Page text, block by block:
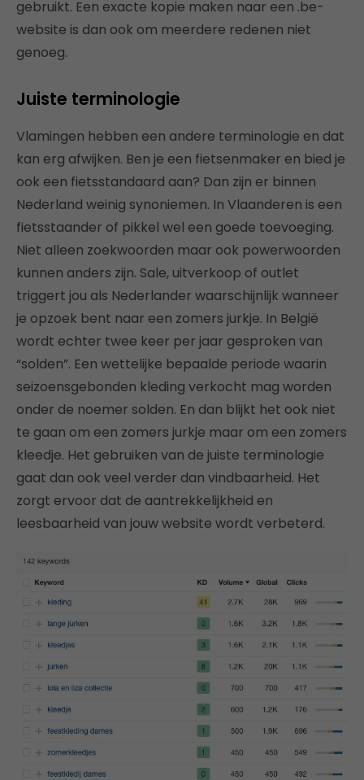
gebruikt. Een exacte kopie maken naar een .be-
website is dan ook om meerdere redenen niet
genoeg.
Juiste terminologie
Vlamingen hebben een andere terminologie en dat
kan erg afwijken. Ben je een fietsenmaker en bied je
ook een fietsstandaard aan? Dan zijn er binnen
Nederland weinig synoniemen. In Vlaanderen is een
fietsstaander of pikkel wel een goede toevoeging.
Niet alleen zoekwoorden maar ook powerwoorden
kunnen anders zijn. Sale, uitverkoop of outlet
triggert jou als Nederlander waarschijnlijk wanneer
je opzoek bent naar een zomers jurkje. In België
wordt echter twee keer per jaar gesproken van
“solden”. Een wettelijke bepaalde periode waarin
seizoensgebonden kleding verkocht mag worden
onder de noemer solden. En dan blijkt het ook niet
te gaan om een zomers jurkje maar om een zomers
kleedje. Het gebruiken van de juiste terminologie
gaat dan ook veel verder dan vindbaarheid. Het
zorgt ervoor dat de aantrekkelijkheid en
leesbaarheid van jouw website wordt verbeterd.